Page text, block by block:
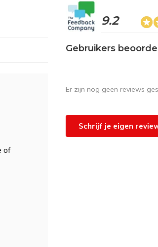
9.2
of
Gebruikers
Er zijn nog geen reviews
Schrijf je eigen